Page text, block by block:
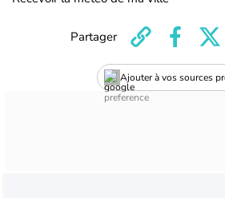
Ajouter à vos sources
Partager